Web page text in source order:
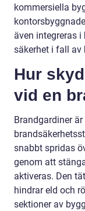
kommersiella
även integreras
säkerhet i fall av
Hur
vid en
Brandgardiner
snabbt spridas
genom att
aktiveras. Den
hindrar eld och
sektioner av